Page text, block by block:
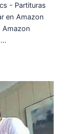
- Partituras
en Amazon
Amazon